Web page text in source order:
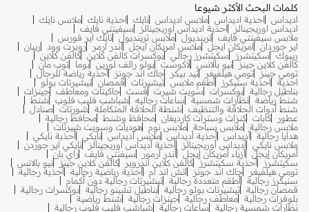
كلمات البحث الأكثر شيوعا
اديداس احذية اديداس ملابس اديداس نايك احذية نايك ملابس نايك
اديداس اوريجينالز
احذية اديداس اوريجينالز
سيفينتي فايف
ملابس سيفينتي فايف ترينديول ملابس ترينديول نايك اير فورس
اير جوردان
امريكان ايجل ملابس امريكان ايجل اندر ارمر روبرت وود
ريبان
ريبوك
سكيتشرز سكيتشرز رجالي بوكسرات كالفن كلاين كالفن كلاين
كالفن كلاين جينز نيو بالانس لاكوست بولو رالف لورين بوما
توب مان
تومي جينز تومي هيلفيغر تيد بيكر جاك اند جونز
أحذية رياضة للرجال
احذية
احذية سنيكرز أطقم ملابس تيشيرتات قمصان تيشيرتات بولو
بناطيل رجالية بوكسرات سويت شيرت فست جاكيتات ومعاطف جينزات
شنط رياضة نظارات شمسية ساعات رجاليه شباشب فليب فلوب
شنط
شنط أدوات الحلاقة والتنظيف
شنطة الحلاقة المتكاملة شورتات صنادل
عطور
كابات كنزات وسترات كارديغان محافظ وشنط
محافظ رجالية
ملابس رجالية ملابس سباحة ملابس نوم
هوديات وسويت شيرتات
هدايا رجالية أديداس أحذية أديداس ملابس أديداس نايكي أحذبة نايكي
ملابس نايكي أديداس أوريجينالز أحذية أديداس أوريجينالز
نايكي اير جوردن
أمريكان إيجل أزياء أمريكان إيجل أندر آرمور سيفنتي فايف راي بان
سكيتشرز
أحذية سكيتشرز كالفن كلاين اندروير كالفن كلاين جينز
نيو بالانس
تومي هيلفيغر
جاك اند جونز اتش اند ام أحذية رياضية رجالية أحذية رجالية
سنيكرز رجالية أطقم متعددة رجالية تيشيرتات رجالية دون أكمام
قمصان رجالية تيشيرتات بولو رجالية بناطيل تشينو رجالية بوكسرات رجالية
بلوفرات رجالية معاطف رجالية جينزات رجالية
شنط رياضية
نظارات شمسية رجالية
ساعات رجالية
شباشب فليب فلوب رجالية